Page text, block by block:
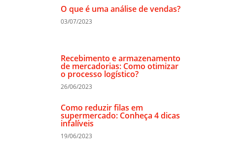
O que é uma análise de vendas?
03/07/2023
Recebimento e armazenamento
de mercadorias: Como otimizar
o processo logístico?
26/06/2023
Como reduzir filas em
supermercado: Conheça 4 dicas
infalíveis
19/06/2023